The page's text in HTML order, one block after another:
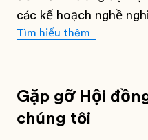
các kế hoạch nghề
Tìm hiểu thêm
Gặp gỡ Hội
chúng tôi